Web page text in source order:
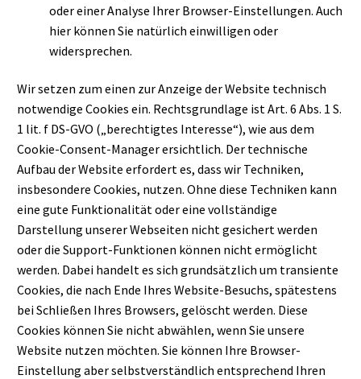
oder einer Analyse Ihrer Browser-Einstellungen. Auch
hier können Sie natürlich einwilligen oder
widersprechen.
Wir setzen zum einen zur Anzeige der Website technisch
notwendige Cookies ein. Rechtsgrundlage ist Art. 6 Abs. 1 S.
1 lit. f DS-GVO („berechtigtes Interesse“), wie aus dem
Cookie-Consent-Manager ersichtlich. Der technische
Aufbau der Website erfordert es, dass wir Techniken,
insbesondere Cookies, nutzen. Ohne diese Techniken kann
eine gute Funktionalität oder eine vollständige
Darstellung unserer Webseiten nicht gesichert werden
oder die Support-Funktionen können nicht ermöglicht
werden. Dabei handelt es sich grundsätzlich um transiente
Cookies, die nach Ende Ihres Website-Besuchs, spätestens
bei Schließen Ihres Browsers, gelöscht werden. Diese
Cookies können Sie nicht abwählen, wenn Sie unsere
Website nutzen möchten. Sie können Ihre Browser-
Einstellung aber selbstverständlich entsprechend Ihren